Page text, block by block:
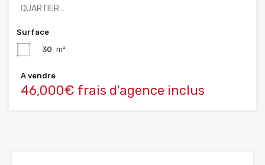
QUARTIER…
Surface
30 m²
A vendre
46,000€ frais d'agence inclus